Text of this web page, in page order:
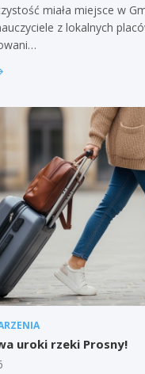
miała miejsce w
z lokalnych
uroki rzeki Prosny!